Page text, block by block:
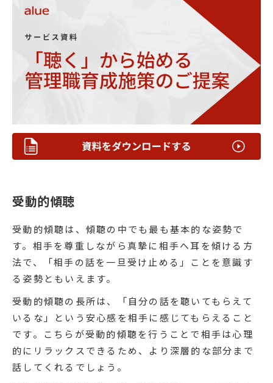
受動的傾聴
受動的傾聴は、傾聴の中でも最も基本的な姿勢で
す。相手を尊重しながら真摯に相手へ耳を傾ける方
法で、「相手の話を一旦受け止める」ことを意識す
る姿勢ともいえます。
受動的傾聴の長所は、「自分の話を聴いてもらえて
いるな」という安心感を相手に感じてもらえること
です。こちらが受動的傾聴を行うことで相手は心理
的にリラックスできるため、より深層的な部分まで
話してくれるでしょう。